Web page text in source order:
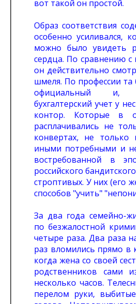
вот такой он простой.
Образ соответствия
особенно усиливался,
можно было увидеть
сердца. По сравнению с
он действительно
шмеля. По профессии та
официальный и,
бухгалтерский учет у
контор. Которые в
расплачивались не
конвертах, не
иными потребными и
востребованной в
российского
строптивых. У них (его
способов "учить"
За два года семейно-
по безжалостной
четыре раза. Два раза
раз вломились прямо в
когда жена со своей
родственников сами
несколько часов.
перелом руки,